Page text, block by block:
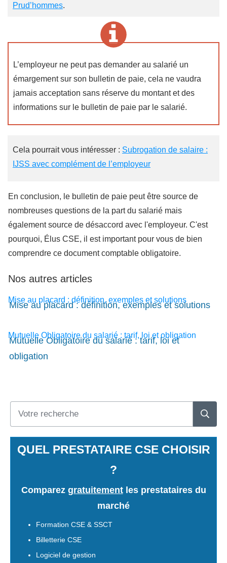
Prud’hommes.
L’employeur ne peut pas demander au salarié un
émargement sur son bulletin de paie, cela ne vaudra
jamais acceptation sans réserve du montant et des
informations sur le bulletin de paie par le salarié.
Cela pourrait vous intéresser : Subrogation de salaire :
IJSS avec complément de l’employeur
En conclusion, le bulletin de paie peut être source de
nombreuses questions de la part du salarié mais
également source de désaccord avec l'employeur. C'est
pourquoi, Élus CSE, il est important pour vous de bien
comprendre ce document comptable obligatoire.
Nos autres articles
Mise au placard : définition, exemples et solutions
Mise au placard : définition, exemples et solutions
Mutuelle Obligatoire du salarié : tarif, loi et
obligation
Mutuelle Obligatoire du salarié : tarif, loi et obligation
QUEL PRESTATAIRE CSE CHOISIR
?
Comparez gratuitementles prestataires du
marché
Formation CSE & SSCT
Billetterie CSE
Logiciel de gestion